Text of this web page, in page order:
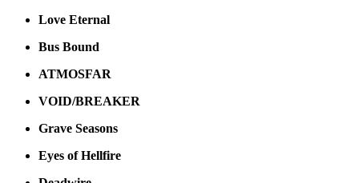
Love Eternal
Bus Bound
ATMOSFAR
VOID/BREAKER
Grave Seasons
Eyes of Hellfire